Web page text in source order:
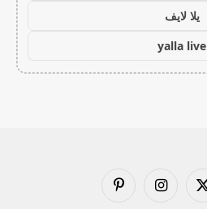
يلا لايف
yalla live
X
الانستغرامبينتيريست